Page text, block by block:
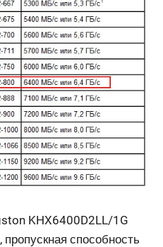
KHX6400D2LL/1G
способность